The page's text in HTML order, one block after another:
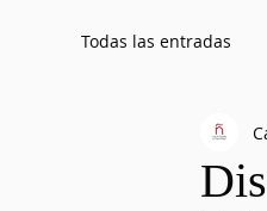
Todas las entradas